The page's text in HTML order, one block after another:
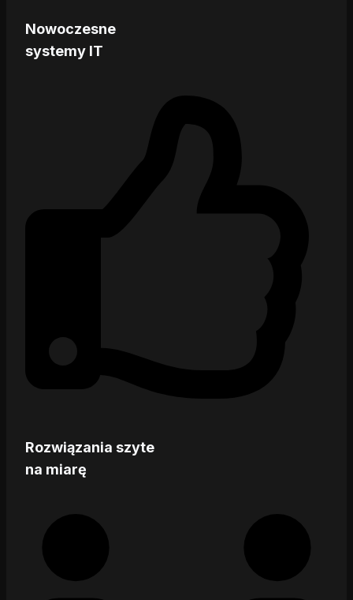
Nowoczesne
systemy IT
Rozwiązania szyte
na miarę